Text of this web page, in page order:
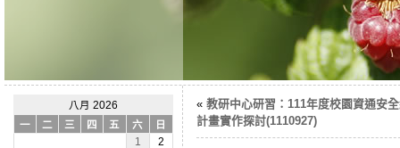
八月 2026
一
二 三 四 五 六
日
1
2
« 教研中心研習：111年度校園資通安
計畫實作探討(1110927)